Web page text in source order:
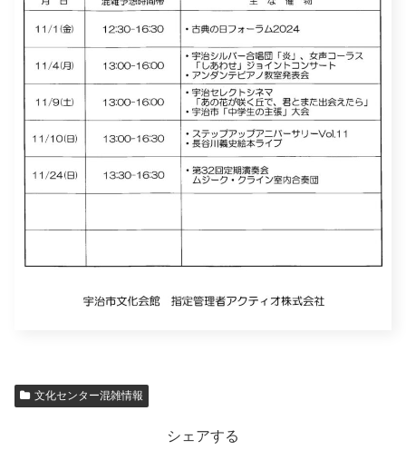
文化センター混雑情報
シェアする